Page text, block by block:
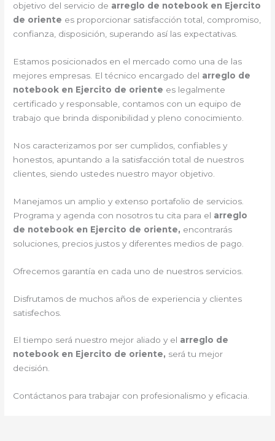
objetivo del servicio de arreglo de notebook en Ejercito
de oriente es proporcionar satisfacción total, compromiso,
confianza, disposición, superando así las expectativas.
Estamos posicionados en el mercado como una de las
mejores empresas. El técnico encargado del arreglo de
notebook en Ejercito de oriente es legalmente
certificado y responsable, contamos con un equipo de
trabajo que brinda disponibilidad y pleno conocimiento.
Nos caracterizamos por ser cumplidos, confiables y
honestos, apuntando a la satisfacción total de nuestros
clientes, siendo ustedes nuestro mayor objetivo.
Manejamos un amplio y extenso portafolio de servicios.
Programa y agenda con nosotros tu cita para el arreglo
de notebook en Ejercito de oriente, encontrarás
soluciones, precios justos y diferentes medios de pago.
Ofrecemos garantía en cada uno de nuestros servicios.
Disfrutamos de muchos años de experiencia y clientes
satisfechos.
El tiempo será nuestro mejor aliado y el arreglo de
notebook en Ejercito de oriente, será tu mejor
decisión.
Contáctanos para trabajar con profesionalismo y eficacia.